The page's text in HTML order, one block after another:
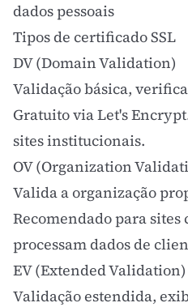
dados pessoais
Tipos de certificado SSL
DV (Domain Validation)
Validação básica,
Gratuito via Let's
sites institucionais.
OV (Organization
Valida a organização
Recomendado para sites
processam dados de
EV (Extended Validation)
Validação estendida,